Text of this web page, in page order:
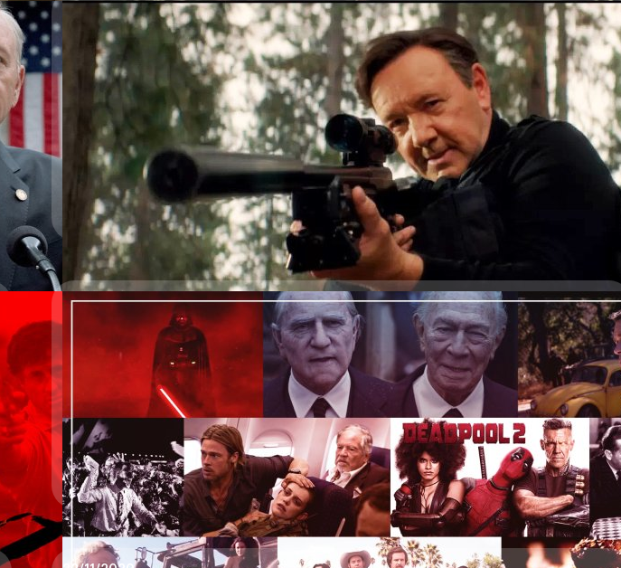
เมื่อวันที่ 17 ตุลาคม นักแสดง เควิน สเปซีย์ (Kevin Spacey) กล่าวต่อชั้นศาลในคดีที่เขาล่วงละเมิดทางเพศ
เด็กชายวัย 14 ปี เมื่อ 36 ปีก่อน ว่าจริง ๆ แล้วเขาเป็นเกย์ แต่เพราะว่าพ่อของเขามีความคิดเหยียดเพศ
ชาตินิยมผิวขาว (White Supremacy) และ เป็นพวกลัทธินีโอนาซี (Neo-Nazism) จึงจำเป็นต้องปิดบังมา
ตลอด ซึ่งนี่เป็นครั้งแรกที่สเปซีย์เปิดเผยเรื่องนี้ต่อสาธารณะ เขาได้บรรยายถึงครอบครัวตัวเองว่า "พ่อของ
ผมเป็นพวกชาตินิยมผิวขาวและเป็นนีโอนาซี ทำให้ผมไม่เคยบอกรสนิยมทางเพศของผมในที่สาธารณะเลย
ผมจึงโตมาในครอบครัวที่ซับซ้อน” สเปซีย์เล่าต่อว่า เมื่อเขาโตขึ้นครอบครัวของเขาต้องย้ายที่อยู่ไปเรื่อย ๆ
เพราะพ่อตกงานบ่อย เขามักจะหวาดกลัวเมื่อยังเป็นเด็กและถูกบังคับให้ฟังการบรรยายของพ่อที่เหยียดเชื้อ
ชาติและคลั่งไคล้ลัทธิอยู่ตลอดเวลา จนเขาไม่สามารถพาเพื่อน ๆ มาที่บ้านได้ แถมเขาเคยบอกพ่อว่าจะเป็น
นักแสดง แต่พ่อก็กลับพูดว่า "อย่าพูดเรื่องไร้สาระ" โจทก์ แอนโธนี แรพพ์ (Anthony Rapp) ผู้เสียหายจาก
การโดนสเปซีย์ล่วงละเมิดทางเพศปัจจุบันอายุ 50 ปี แย้งว่า สเปซีย์ให้การเท็จ นี่ไม่ใช่ครั้งแรกที่เขาเปิดเผย
ว่าเป็นเกย์ โดยจำเลยสเปซีย์ ชี้แจงว่า“การเรียกใครสักคนว่าเขาให้การเท็จ คือการพูดว่ามีคนกำลังโกหก ผม
ไม่ได้มีชีวิตอยู่เพื่อที่จะโกหก…
ปัญญา เสือสิงห์ | 1388 days ago
Read More
14/05/2022
เควิน สเปซีย์ กลับมาอีกครั้งในหนังระทึกขวัญ ‘Peter Five Eight’ ที่จะได้ฉายใน
คานส์
เควิน สเปซีย์ พยายามจะกลับสู่วงการภาพยนตร์อีกครั้ง ภายหลังจากที่เขาถูกกล่าวหาในคดีล่วงละเมิดทาง
เพศและประพฤติมิชอบจนทำให้อาชีพการงานของหยุดชะงักไปเมื่อปี 2017 ที่ผ่านมา
ปรีดี ฤกษ์วลีกุล| 1545 days ago
Read More
28/02/2021
10 หนังที่รอดเจ๊งมาได้หวุดหวิด เพราะตัดสินใจถ่ายซ่อม
ปกติแล้วถ้าเราได้ยินข่าวว่าหนังเรื่องไหนมีการถ่ายซ่อม มักจะเป็นข่าวที่สร้างทัศนคติในแง่ลบให้กับหนังเรื่อง
นั้น เพราะถ้าหนังเรื่องไหนมีการถ่ายซ่อมนั่นแน่นอนแล้วว่าหนังเรื่องนั้นมีปัญหา น้อยเรื่องที่จะออกมาดูดีมี
คุณภาพ ส่วนสาเหตุในการถ่ายซ่อมนั้นก็มีหลากหลาย แต่สาเหตุใหญ่ก็คือเวอร์ชันดั้งเดิมนั้นไม่เป็นที่น่า
พอใจสำหรับผู้บริหารสตูดิโอ หรือกระแสตอบรับจากรอบทดลองฉายไม่ดีนัก การถ่ายซ่อมค่อนข้างเป็นเรื่อง
ใหญ่ เพราะไม่มีใครอยากทำ เป็นงานจุกจิกวุ่นวาย โดยเฉพาะกับดาราและผู้กำกับที่งานชุก พอถ่ายทำเสร็จ
ไปแล้ว เขาเหล่านั้นก็เดินหน้าเข้ากล้องโพรเจกต์ต่อไปทันที การจะขอคิวกลับมาถ่ายให้ได้พร้อมหน้าพร้อม
ตากันก็เป็นเรื่องยาก แถมสตูดิโอยังต้องควักทุนสร้างเพิ่มอีกมาก
สุชยา เกษจำรัส| 1985 days ago
Read More